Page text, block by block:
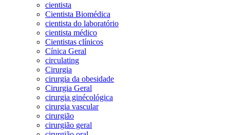
cientista
Cientista Biomédica
cientista do laboratório
cientista médico
Cientistas clínicos
Cínica Geral
circulating
Cirurgia
cirurgia da obesidade
Cirurgia Geral
cirurgia ginécológica
cirurgia vascular
cirurgião
cirurgião geral